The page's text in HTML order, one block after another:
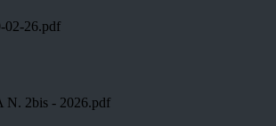
02-26.pdf
2bis - 2026.pdf